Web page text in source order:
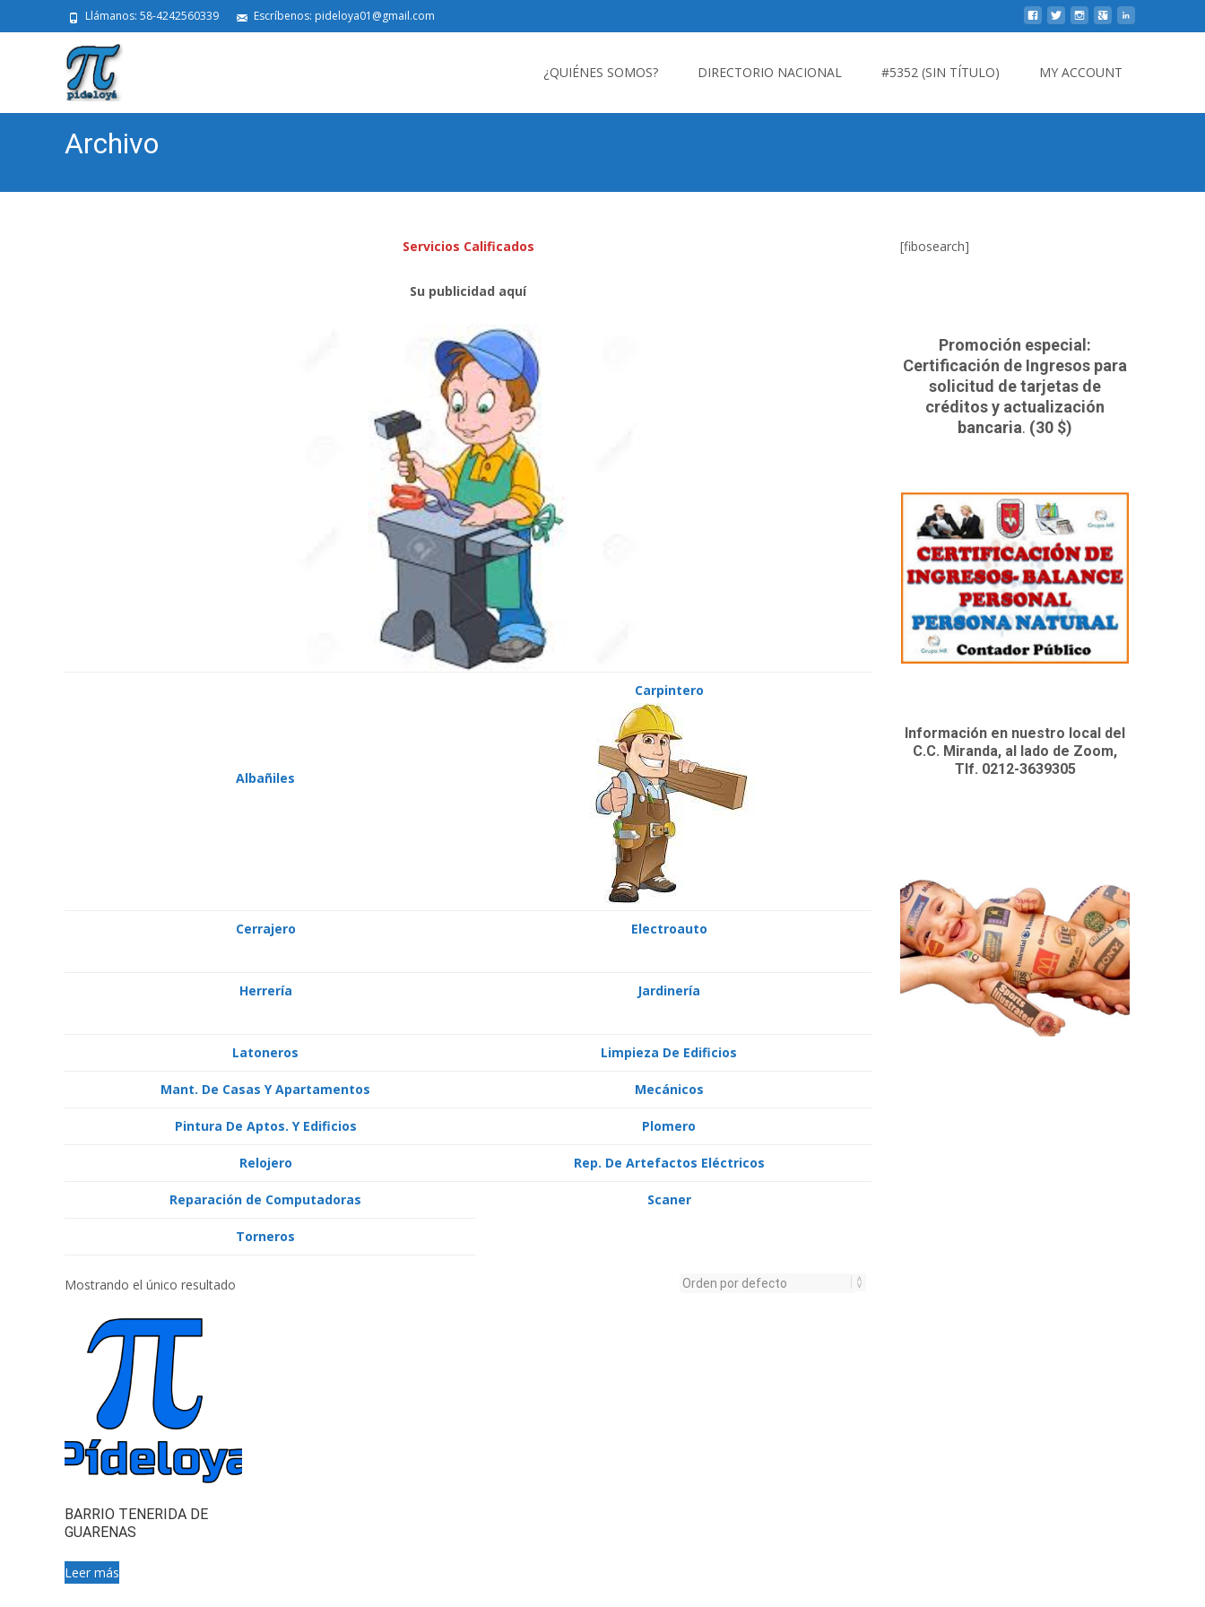
Llámanos: 58-4242560339 Escríbenos: pideloya01@gmail.com
¿QUIÉNES SOMOS? DIRECTORIO NACIONAL #5352 (SIN TÍTULO) MY ACCOUNT
Archivo
Servicios Calificados
Su publicidad aquí
Albañiles
Carpintero
Cerrajero Electroauto
Herrería Jardinería
Latoneros Limpieza De Edificios
Mant. De Casas Y Apartamentos Mecánicos
Pintura De Aptos. Y Edificios Plomero
Relojero Rep. De Artefactos Eléctricos
Reparación de Computadoras Scaner
Torneros
Mostrando el único resultado
BARRIO TENERIDA DE
GUARENAS
Leer más
[fibosearch]
Promoción especial:
Certificación de Ingresos para
solicitud de tarjetas de
créditos y actualización
bancaria. (30 $)
Información en nuestro local del
C.C. Miranda, al lado de Zoom,
Tlf. 0212-3639305